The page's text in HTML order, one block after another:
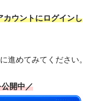
カウントにログインし
進めてみてください。
開中／